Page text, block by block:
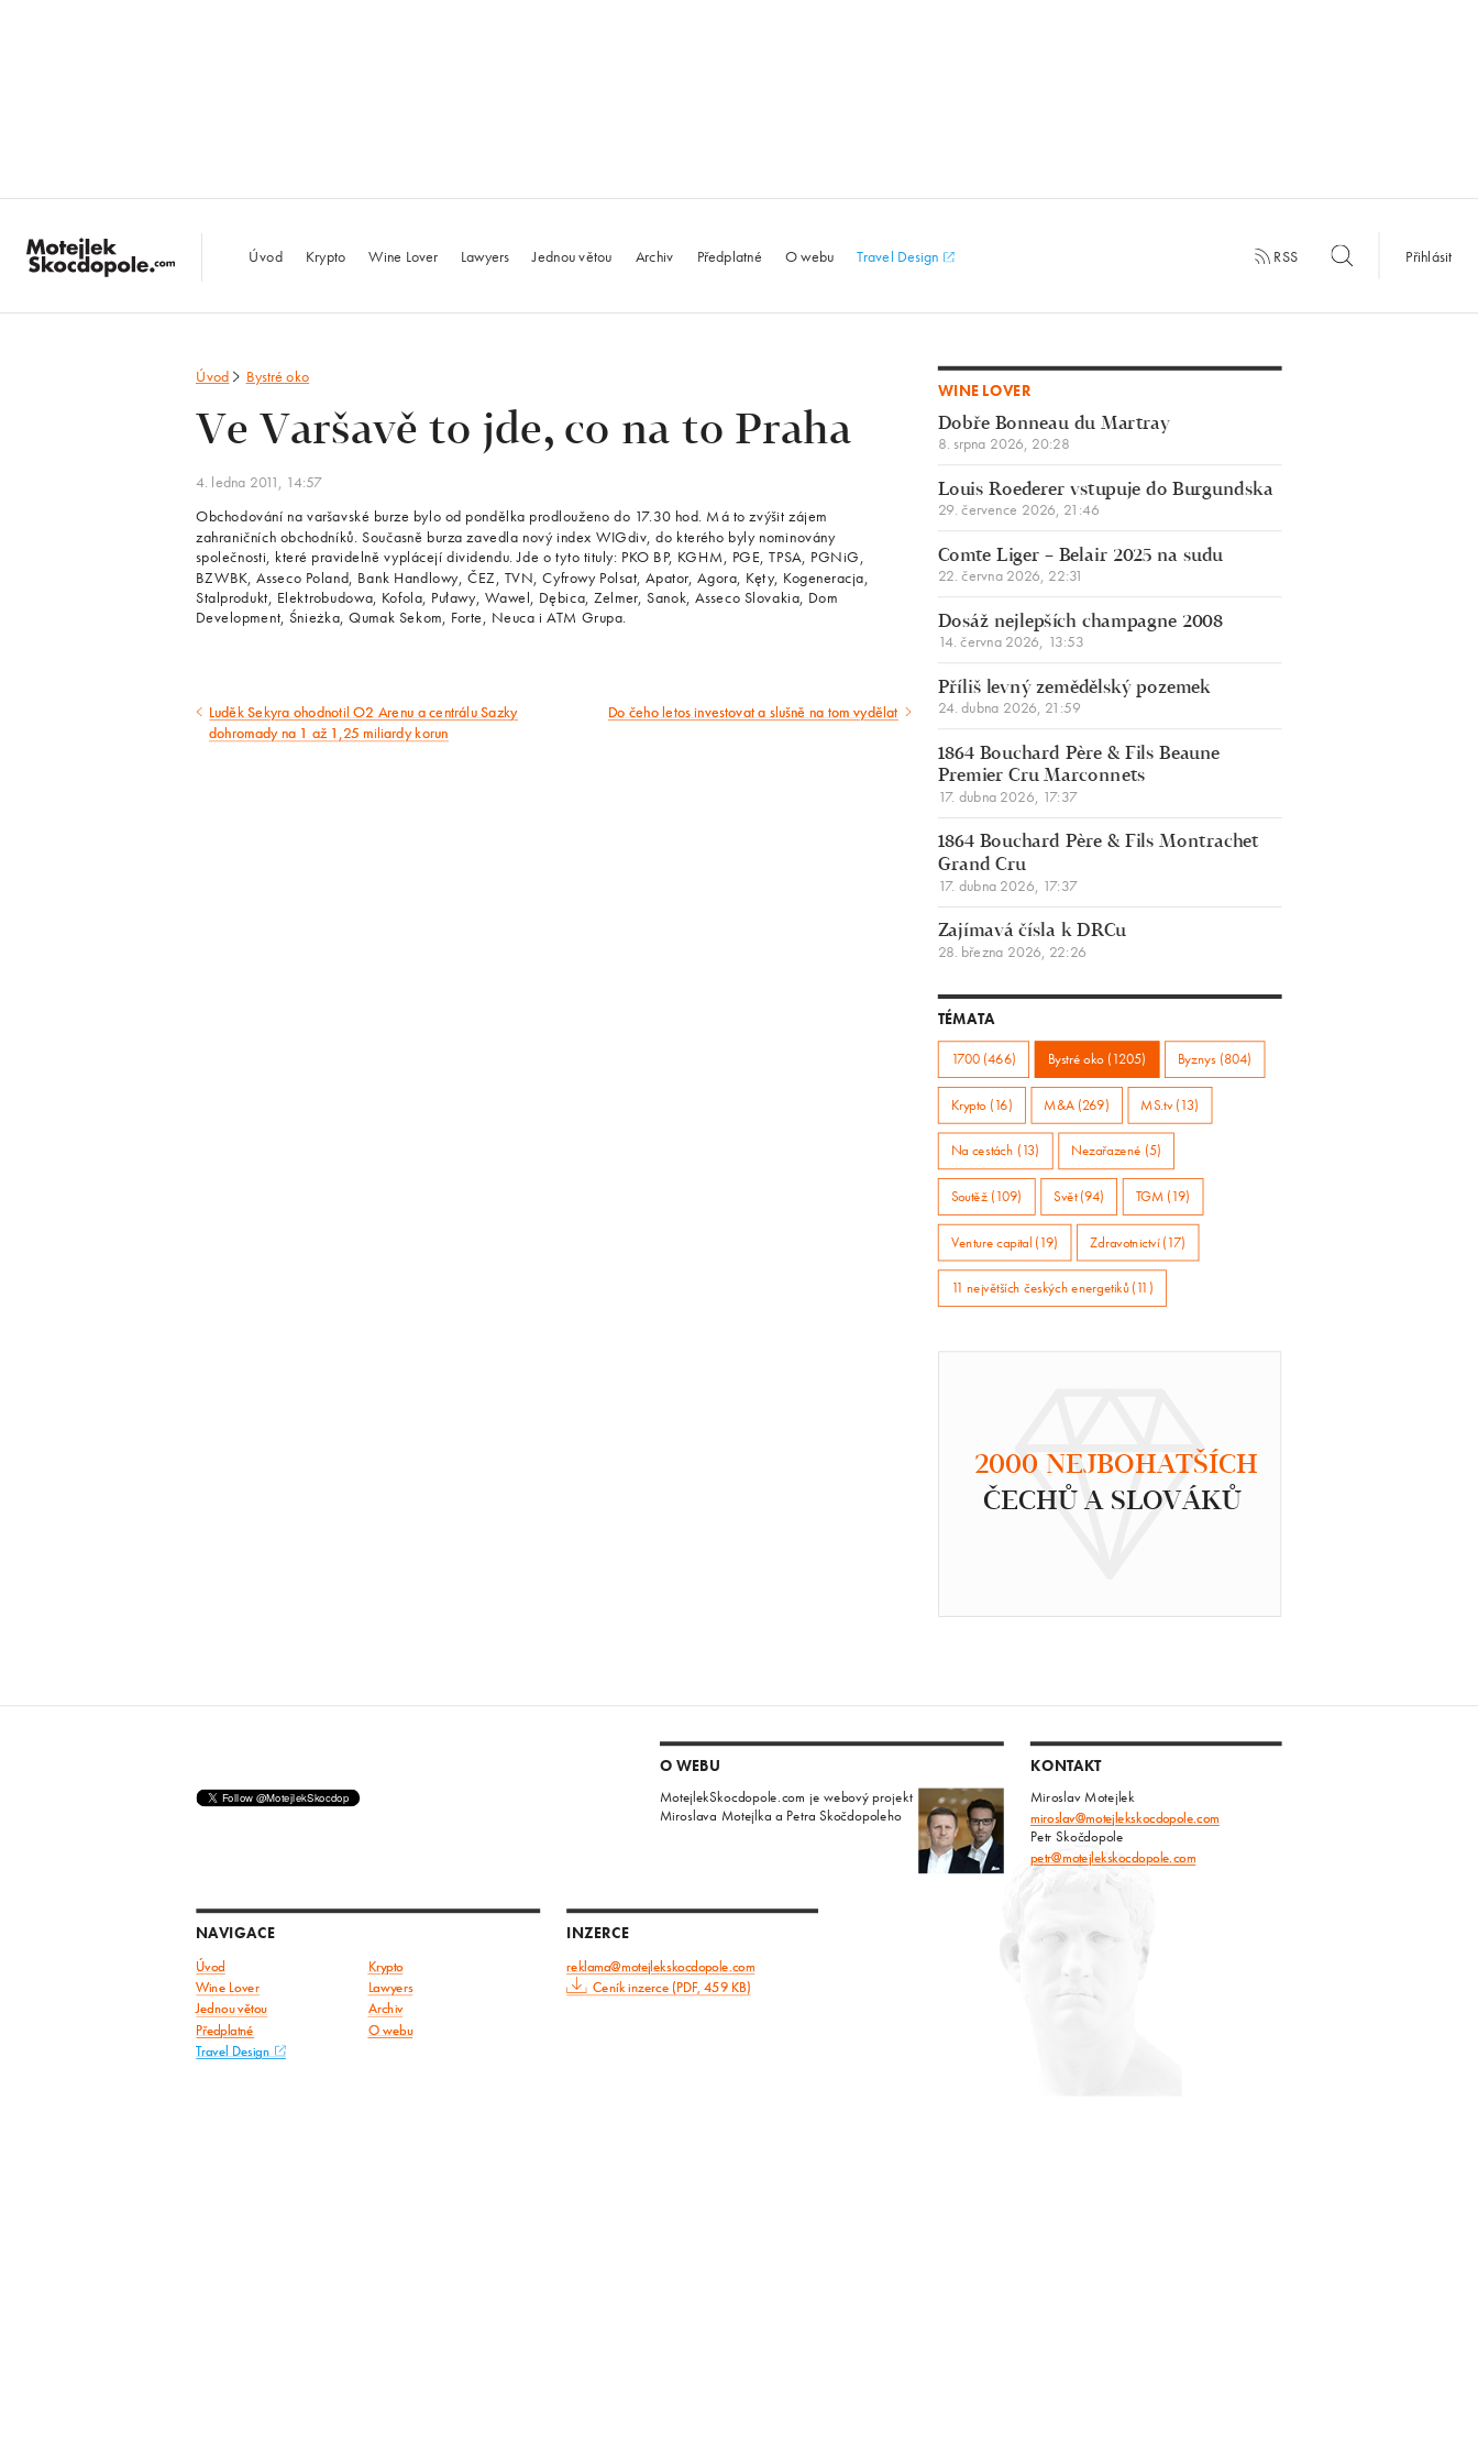
MotejlekSkocdopole.com
Úvod Krypto Wine Lover Lawyers Jednou větou Archiv Předplatné O webu Travel Design RSS Přihlásit
Úvod Bystré oko
Ve Varšavě to jde, co na to Praha
4. ledna 2011, 14:57
Obchodování na varšavské burze bylo od pondělka prodlouženo do 17.30 hod. Má to zvýšit zájem
zahraničních obchodníků. Současně burza zavedla nový index WIGdiv, do kterého byly nominovány
společnosti, které pravidelně vyplácejí dividendu. Jde o tyto tituly: PKO BP, KGHM, PGE, TPSA, PGNiG,
BZWBK, Asseco Poland, Bank Handlowy, ČEZ, TVN, Cyfrowy Polsat, Apator, Agora, Kęty, Kogeneracja,
Stalprodukt, Elektrobudowa, Kofola, Puławy, Wawel, Dębica, Zelmer, Sanok, Asseco Slovakia, Dom
Development, Śnieżka, Qumak Sekom, Forte, Neuca i ATM Grupa.
Předcházející
Luděk Sekyra ohodnotil O2 Arenu a centrálu Sazky
dohromady na 1 až 1,25 miliardy korun
Následující
Do čeho letos investovat a slušně na tom vydělat
WINE LOVER
Dobře Bonneau du Martray
8. srpna 2026, 20:28
Louis Roederer vstupuje do Burgundska
29. července 2026, 21:46
Comte Liger – Belair 2025 na sudu
22. června 2026, 22:31
Dosáž nejlepších champagne 2008
14. června 2026, 13:53
Příliš levný zemědělský pozemek
24. dubna 2026, 21:59
1864 Bouchard Père & Fils Beaune
Premier Cru Marconnets
17. dubna 2026, 17:37
1864 Bouchard Père & Fils Montrachet
Grand Cru
17. dubna 2026, 17:37
Zajímavá čísla k DRCu
28. března 2026, 22:26
TÉMATA
1700 (466) Bystré oko (1205) Byznys (804)
Krypto (16) M&A (269) MS.tv (13)
Na cestách (13) Nezařazené (5)
Soutěž (109) Svět (94) TGM (19)
Venture capital (19) Zdravotnictví (17)
11 největších českých energetiků (11)
2000 NEJBOHATŠÍCH
ČECHŮ A SLOVÁKŮ
O WEBU
MotejlekSkocdopole.com je webový projekt
Miroslava Motejlka a Petra Skočdopoleho
KONTAKT
Miroslav Motejlek
miroslav@motejlekskocdopole.com
Petr Skočdopole
petr@motejlekskocdopole.com
NAVIGACE
Úvod Krypto
Wine Lover
Lawyers
Jednou větou
Archiv
Předplatné O webu
Travel Design
INZERCE
reklama@motejlekskocdopole.com
Ceník inzerce (PDF, 459 KB)